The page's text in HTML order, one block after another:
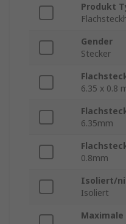
Produkt
Gender
Stecker
6.35 x 0.8
6.35mm
0.8mm
Isoliert/
Isoliert
Maximale